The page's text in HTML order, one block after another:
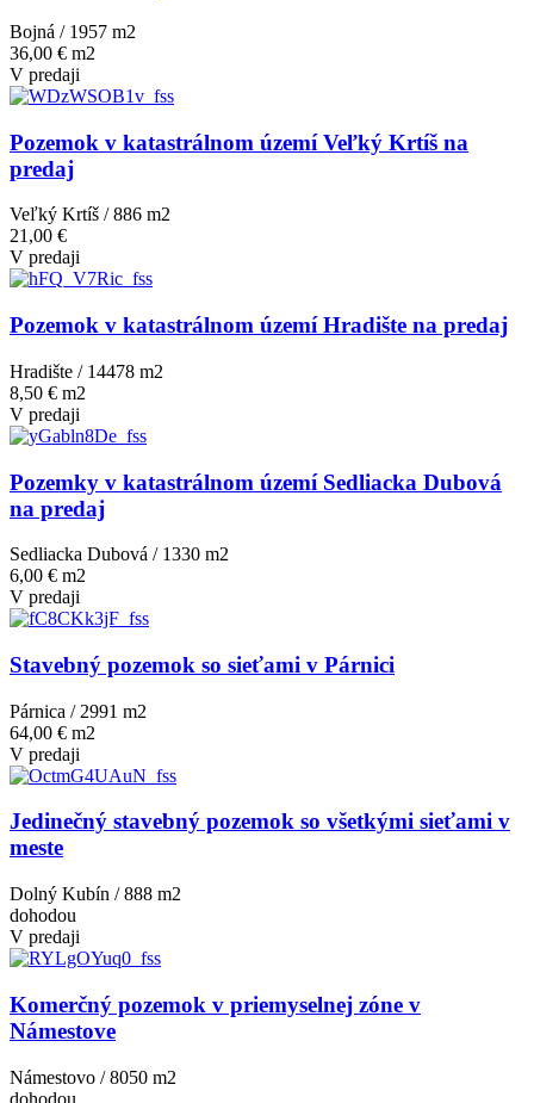
Bojná / 1957 m2
36,00 € m2
V predaji
Pozemok v katastrálnom území Veľký Krtíš na
predaj
Veľký Krtíš / 886 m2
21,00 €
V predaji
Pozemok v katastrálnom území Hradište na predaj
Hradište / 14478 m2
8,50 € m2
V predaji
Pozemky v katastrálnom území Sedliacka Dubová
na predaj
Sedliacka Dubová / 1330 m2
6,00 € m2
V predaji
Stavebný pozemok so sieťami v Párnici
Párnica / 2991 m2
64,00 € m2
V predaji
Jedinečný stavebný pozemok so všetkými sieťami v
meste
Dolný Kubín / 888 m2
dohodou
V predaji
Komerčný pozemok v priemyselnej zóne v
Námestove
Námestovo / 8050 m2
dohodou